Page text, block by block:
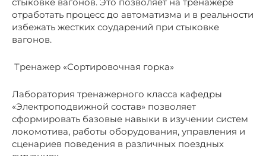
отработать процесс до автоматизма и в реальности
избежать жестких соударений при стыковке
вагонов.
Тренажер «Сортировочная горка»
Лаборатория тренажерного класса кафедры
«Электроподвижной состав» позволяет
сформировать базовые навыки в изучении систем
локомотива, работы оборудования, управления и
сценариев поведения в различных поездных